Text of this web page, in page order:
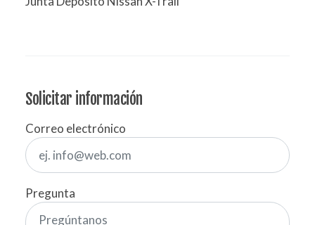
Solicitar información
Correo electrónico
Pregunta